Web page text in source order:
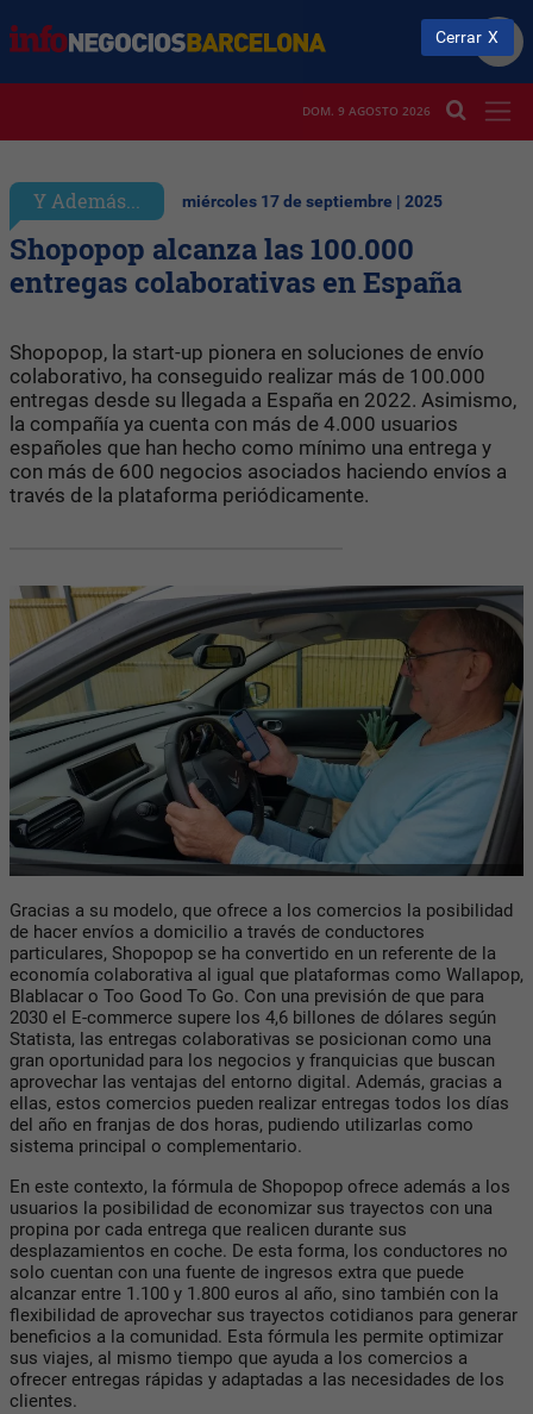
DOM. 9 AGOSTO 2026
Y Además... miércoles 17 de septiembre | 2025
Shopopop alcanza las 100.000
entregas colaborativas en España
Shopopop, la start-up pionera en soluciones de envío
colaborativo, ha conseguido realizar más de 100.000
entregas desde su llegada a España en 2022. Asimismo,
la compañía ya cuenta con más de 4.000 usuarios
españoles que han hecho como mínimo una entrega y
con más de 600 negocios asociados haciendo envíos a
través de la plataforma periódicamente.
Gracias a su modelo, que ofrece a los comercios la posibilidad
de hacer envíos a domicilio a través de conductores
particulares, Shopopop se ha convertido en un referente de la
economía colaborativa al igual que plataformas como Wallapop,
Blablacar o Too Good To Go. Con una previsión de que para
2030 el E-commerce supere los 4,6 billones de dólares según
Statista, las entregas colaborativas se posicionan como una
gran oportunidad para los negocios y franquicias que buscan
aprovechar las ventajas del entorno digital. Además, gracias a
ellas, estos comercios pueden realizar entregas todos los días
del año en franjas de dos horas, pudiendo utilizarlas como
sistema principal o complementario.
En este contexto, la fórmula de Shopopop ofrece además a los
usuarios la posibilidad de economizar sus trayectos con una
propina por cada entrega que realicen durante sus
desplazamientos en coche. De esta forma, los conductores no
solo cuentan con una fuente de ingresos extra que puede
alcanzar entre 1.100 y 1.800 euros al año, sino también con la
flexibilidad de aprovechar sus trayectos cotidianos para generar
beneficios a la comunidad. Esta fórmula les permite optimizar
sus viajes, al mismo tiempo que ayuda a los comercios a
ofrecer entregas rápidas y adaptadas a las necesidades de los
clientes.
Cerrar